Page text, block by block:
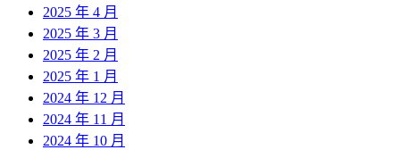
2025 年 4 月
2025 年 3 月
2025 年 2 月
2025 年 1 月
2024 年 12 月
2024 年 11 月
2024 年 10 月